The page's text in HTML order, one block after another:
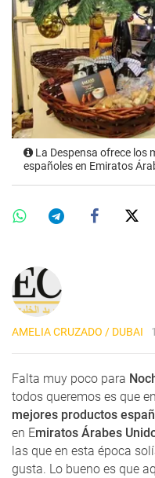
La Despensa ofrece los
españoles en Emiratos
AMELIA CRUZADO / DUBAI
Falta muy poco para
todos queremos es que
mejores productos
en Emiratos Árabes
las que en esta época
gusta. Lo bueno es que